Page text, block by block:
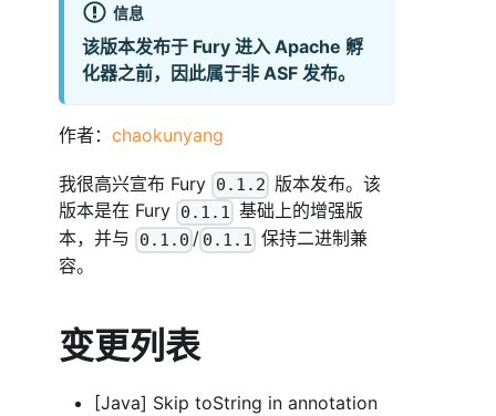
信息
该版本发布于 Fury 进入 Apache 孵
化器之前，因此属于非 ASF 发布。
作者：chaokunyang
我很高兴宣布 Fury 0.1.2 版本发布。该
版本是在 Fury 0.1.1 基础上的增强版
本，并与 0.1.0 / 0.1.1 保持二进制兼
容。
变更列表
[Java] Skip toString in annotation